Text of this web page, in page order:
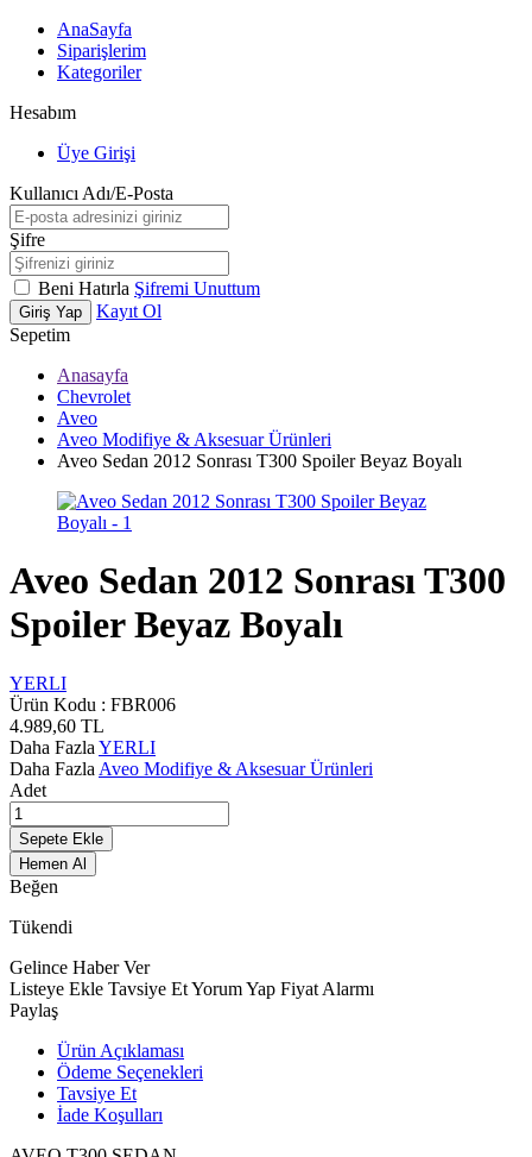
AnaSayfa
Siparişlerim
Kategoriler
Hesabım
Üye Girişi
Kullanıcı Adı/E-Posta
Şifre
Beni Hatırla Şifremi Unuttum
Giriş Yap
Kayıt Ol
Sepetim
Anasayfa
Chevrolet
Aveo
Aveo Modifiye & Aksesuar Ürünleri
Aveo Sedan 2012 Sonrası T300 Spoiler Beyaz Boyalı
Aveo Sedan 2012 Sonrası T300
Spoiler Beyaz Boyalı
YERLI
Ürün Kodu : FBR006
4.989,60 TL
Daha Fazla YERLI
Daha Fazla Aveo Modifiye & Aksesuar Ürünleri
Adet
Sepete Ekle
Hemen Al
Beğen
Tükendi
Gelince Haber Ver
Listeye Ekle Tavsiye EtYorum Yap Fiyat Alarmı
Paylaş
Ürün Açıklaması
Ödeme Seçenekleri
Tavsiye Et
İade Koşulları